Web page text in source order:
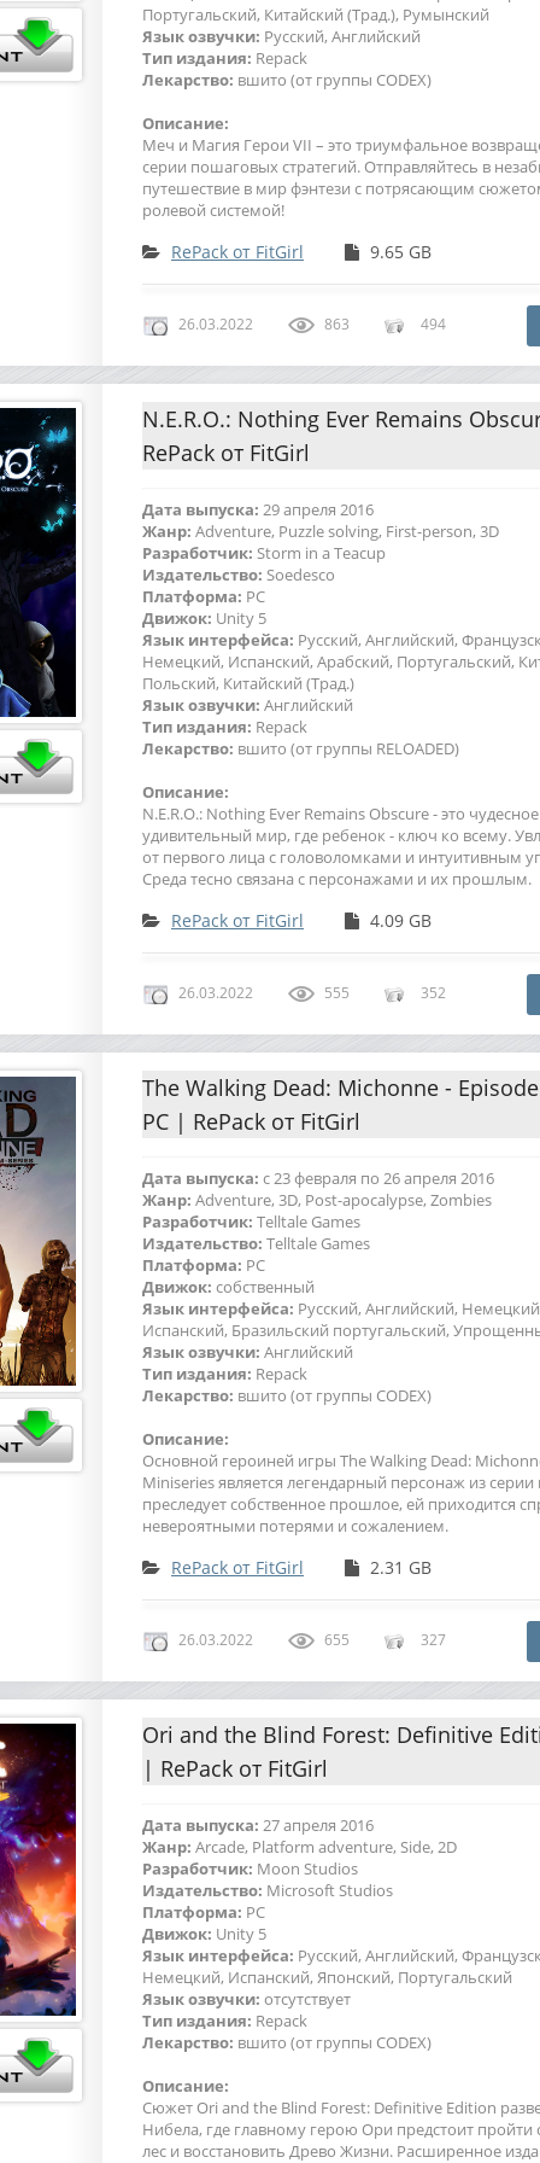
Португальский, Китайский (Трад.), Румынский
Язык озвучки: Русский, Английский
Тип издания: Repack
Лекарство: вшито (от группы CODEX)
Описание:
Меч и Магия Герои VII – это триумфальное
серии пошаговых стратегий. Отправляйтесь в
путешествие в мир фэнтези с потрясающим
ролевой системой!
RePack от FitGirl 9.65 GB
26.03.2022 863 494
N.E.R.O.: Nothing Ever Remains
RePack от FitGirl
Дата выпуска: 29 апреля 2016
Жанр: Adventure, Puzzle solving, First-person, 3D
Разработчик: Storm in a Teacup
Издательство: Soedesco
Платформа: PC
Движок: Unity 5
Язык интерфейса: Русский, Английский,
Немецкий, Испанский, Арабский, Португальский,
Польский, Китайский (Трад.)
Язык озвучки: Английский
Тип издания: Repack
Лекарство: вшито (от группы RELOADED)
Описание:
N.E.R.O.: Nothing Ever Remains Obscure - это
удивительный мир, где ребенок - ключ ко всему.
от первого лица с головоломками и интуитивным
Среда тесно связана с персонажами и их прошлым.
RePack от FitGirl 4.09 GB
26.03.2022 555 352
The Walking Dead: Michonne -
PC | RePack от FitGirl
Дата выпуска: с 23 февраля по 26 апреля 2016
Жанр: Adventure, 3D, Post-apocalypse, Zombies
Разработчик: Telltale Games
Издательство: Telltale Games
Платформа: PC
Движок: собственный
Язык интерфейса: Русский, Английский,
Испанский, Бразильский португальский,
Язык озвучки: Английский
Тип издания: Repack
Лекарство: вшито (от группы CODEX)
Описание:
Основной героиней игры The Walking Dead:
Miniseries является легендарный персонаж из
преследует собственное прошлое, ей приходится
невероятными потерями и сожалением.
RePack от FitGirl 2.31 GB
26.03.2022 655 327
Ori and the Blind Forest: Definitive
| RePack от FitGirl
Дата выпуска: 27 апреля 2016
Жанр: Arcade, Platform adventure, Side, 2D
Разработчик: Moon Studios
Издательство: Microsoft Studios
Платформа: PC
Движок: Unity 5
Язык интерфейса: Русский, Английский,
Немецкий, Испанский, Японский, Португальский
Язык озвучки: отсутствует
Тип издания: Repack
Лекарство: вшито (от группы CODEX)
Описание:
Сюжет Ori and the Blind Forest: Definitive Edition
Нибела, где главному герою Ори предстоит
лес и восстановить Древо Жизни. Расширенное